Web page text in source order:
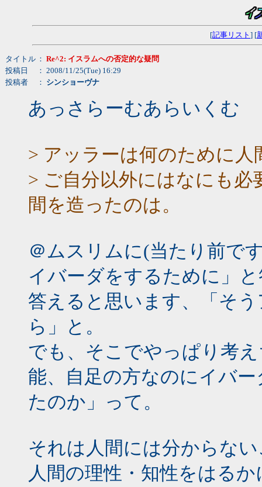
[記事リスト ] [
タイトル ： Re^2: イスラムへの否定的な疑問
投稿日
： 2008/11/25(Tue) 16:29
投稿者
： シンショーヴナ
あっさらーむあらいくむ
> アッラーは何のために
> ご自分以外にはなにも
間を造ったのは。
＠ムスリムに(当たり前で
イバーダをするために」
答えると思います、「そ
ら」と。
でも、そこでやっぱり考
能、自足の方なのにイバ
たのか」って。
それは人間には分からな
人間の理性・知性をはる